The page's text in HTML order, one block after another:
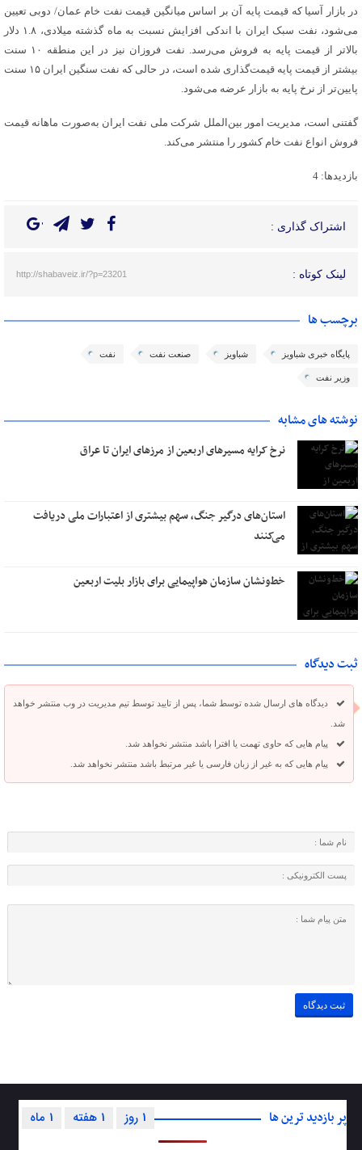
در بازار آسیا که قیمت پایه آن بر اساس میانگین قیمت نفت خام عمان/ دوبی تعیین
می‌شود، نفت سبک ایران با اندکی افزایش نسبت به ماه گذشته میلادی، ۱.۸ دلار
بالاتر از قیمت پایه به فروش می‌رسد. نفت فروزان نیز در این منطقه ۱۰ سنت
بیشتر از قیمت پایه قیمت‌گذاری شده است، در حالی که نفت سنگین ایران ۱۵ سنت
پایین‌تر از نرخ پایه به بازار عرضه می‌شود.
گفتنی است، مدیریت امور بین‌الملل شرکت ملی نفت ایران به‌صورت ماهانه قیمت
فروش انواع نفت خام کشور را منتشر می‌کند.
بازدیدها: 4
اشتراک گذاری :
لینک کوتاه : http://shabaveiz.ir/?p=23201
برچسب ها
پایگاه خبری شباویز شباویز صنعت نفت نفت
وزیر نفت
نوشته های مشابه
نرخ کرایه مسیرهای اربعین از مرزهای ایران تا عراق
استان‌های درگیر جنگ، سهم بیشتری از اعتبارات ملی دریافت
می‌کنند
خط‌ونشان سازمان هواپیمایی برای بازار بلیت اربعین
ثبت دیدگاه
دیدگاه های ارسال شده توسط شما، پس از تایید توسط تیم مدیریت در وب منتشر خواهد
شد.
پیام هایی که حاوی تهمت یا افترا باشد منتشر نخواهد شد.
پیام هایی که به غیر از زبان فارسی یا غیر مرتبط باشد منتشر نخواهد شد.
پر بازدید ترین ها 1 ماه 1 هفته 1 روز